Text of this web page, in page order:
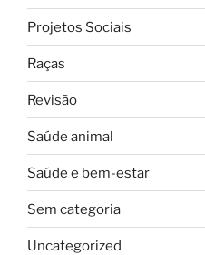
Projetos Sociais
Raças
Revisão
Saúde animal
Saúde e bem-estar
Sem categoria
Uncategorized